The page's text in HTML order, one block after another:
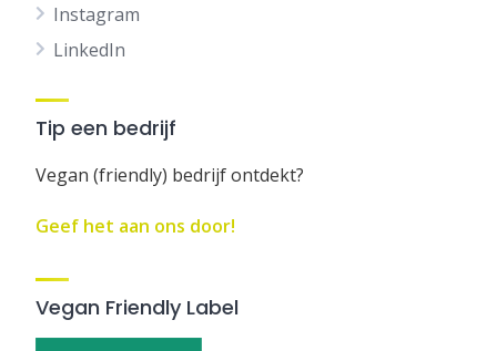
Instagram
LinkedIn
Tip een bedrijf
Vegan (friendly) bedrijf ontdekt?
Geef het aan ons door!
Vegan Friendly Label